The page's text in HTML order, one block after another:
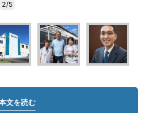
2/5
文を読む